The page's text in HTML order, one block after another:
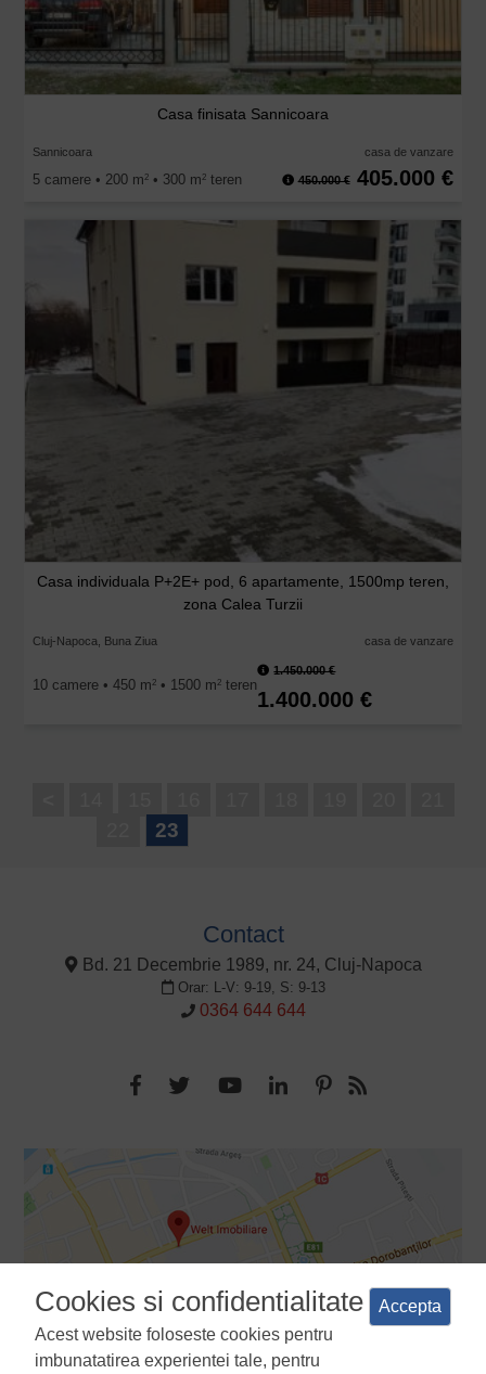
Casa finisata Sannicoara
Sannicoara casa de vanzare
5 camere • 200 m2 • 300 m2 teren 450.000 € 405.000 €
Casa individuala P+2E+ pod, 6 apartamente, 1500mp teren,
zona Calea Turzii
Cluj-Napoca, Buna Ziua casa de vanzare
10 camere • 450 m2 • 1500 m2 teren
1.450.000 €
1.400.000 €
23
Contact
Bd. 21 Decembrie 1989, nr. 24, Cluj-Napoca
Orar: L-V: 9-19, S: 9-13
0364 644 644
Cookies si confidentialitate
Acest website foloseste cookies pentru
imbunatatirea experientei tale, pentru
Accepta